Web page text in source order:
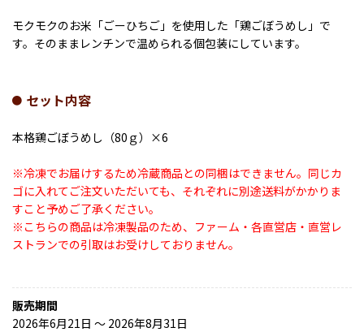
モクモクのお米「ごーひちご」を使用した「鶏ごぼうめし」で
す。そのままレンチンで温められる個包装にしています。
セット内容
本格鶏ごぼうめし（80ｇ）×6
※冷凍でお届けするため冷蔵商品との同梱はできません。同じカ
ゴに入れてご注文いただいても、それぞれに別途送料がかかりま
すこと予めご了承ください。
※こちらの商品は冷凍製品のため、ファーム・各直営店・直営レ
ストランでの引取はお受けしておりません。
販売期間
2026年6月21日 〜 2026年8月31日